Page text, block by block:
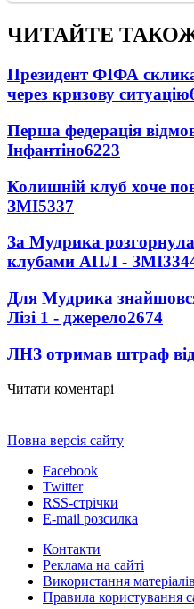
ЧИТАЙТЕ
Президент ФІФА
через кризову ситуацію
Перша федерація
Інфантіно6223
Колишній клуб хоче
ЗМІ5337
За Мудрика
клубами АПЛ - ЗМІ
Для Мудрика
Лізі 1 - джерело2674
ЛНЗ отримав штраф
Читати коментарі
Повна версія сайту
Facebook
Twitter
RSS-стрічки
E-mail розсилка
Контакти
Реклама на сайті
Використання
Правила користування